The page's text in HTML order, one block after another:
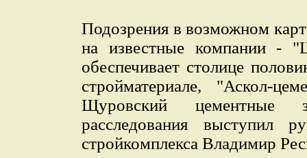
Подозрения в возможном
на известные компании -
обеспечивает столице
стройматериале, "Аскол-
Щуровский цементные
расследования выступил
стройкомплекса Владимир